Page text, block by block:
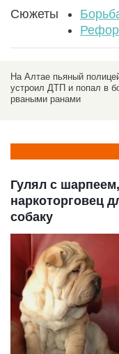
Сюжеты
На Алтае пьяный
устроил ДТП и попал в
рваными ранами
Гулял с
наркоторговец
собаку